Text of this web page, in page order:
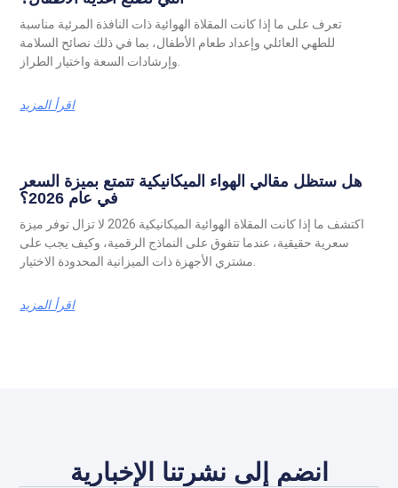
تعرف على ما إذا كانت المقلاة الهوائية ذات النافذة المرئية مناسبة
للطهي العائلي وإعداد طعام الأطفال، بما في ذلك نصائح السلامة
اقرأ المزيد
هل ستظل مقالي الهواء الميكانيكية تتمتع بميزة السعر
في عام 2026؟
اكتشف ما إذا كانت المقلاة الهوائية الميكانيكية 2026 لا تزال توفر ميزة
سعرية حقيقية، عندما تتفوق على النماذج الرقمية، وكيف يجب على
اقرأ المزيد
انضم إلى نشرتنا الإخبارية